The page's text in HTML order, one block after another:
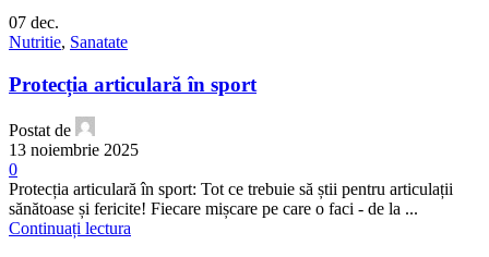
07 dec.
Nutritie, Sanatate
Protecția articulară în sport
Postat de
13 noiembrie 2025
0
Protecția articulară în sport: Tot ce trebuie să știi pentru articulații
sănătoase și fericite! Fiecare mișcare pe care o faci - de la ...
Continuați lectura